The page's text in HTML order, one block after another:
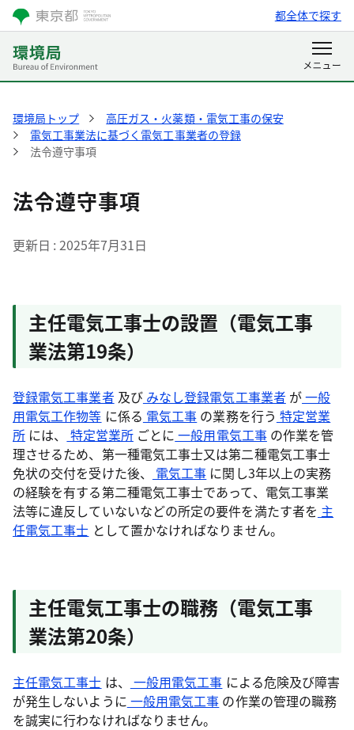
都全体で探す
環境局トップ
高圧ガス・火薬類・電気工事の保安
電気工事業法に基づく電気工事業者の登録
法令遵守事項
法令遵守事項
更新日 2025年7月31日
主任電気工事士の設置（電気工事
業法第19条）
登録電気工事業者 及びみなし登録電気工事業者 が一般
用電気工作物等 に係る 電気工事 の業務を行う 特定営業
所 には、 特定営業所ごとに 一般用電気工事の作業を管
理させるため、第一種電気工事士又は第二種電気工事士
免状の交付を受けた後、
電気工事 に関し3年以上の実務
の経験を有する第二種電気工事士であって、電気工事業
法等に違反していないなどの所定の要件を満たす者を 主
任電気工事士 として置かなければなりません。
主任電気工事士の職務（電気工事
業法第20条）
主任電気工事士 は、 一般用電気工事 による危険及び障害
が発生しないように 一般用電気工事 の作業の管理の職務
を誠実に行わなければなりません。